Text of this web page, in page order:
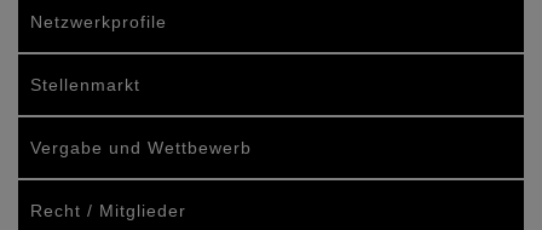
Netzwerkprofile
Stellenmarkt
Vergabe und Wettbewerb
Recht / Mitglieder